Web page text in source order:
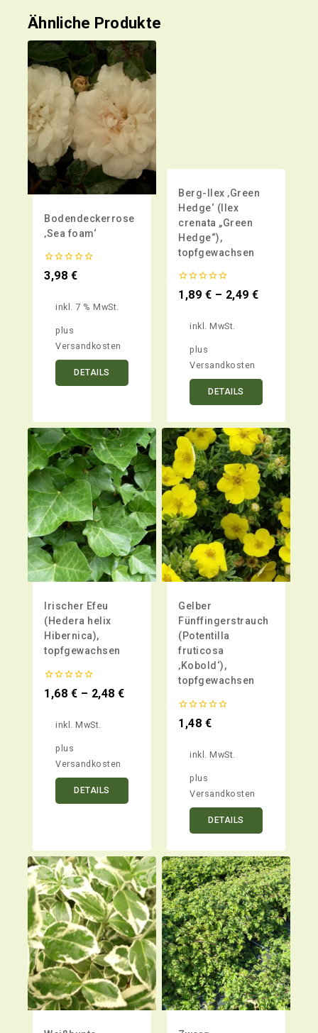
Ähnliche Produkte
Bodendeckerrose
‚Sea foam‘
0
von
3,98 €
inkl. 7 % MwSt.
plus
Versandkosten
DETAILS
Berg-Ilex ‚Green
Hedge‘ (Ilex
crenata „Green
Hedge“),
topfgewachsen
0
von
1,89 € – 2,49 €
inkl. MwSt.
plus
Versandkosten
DETAILS
Irischer Efeu
(Hedera helix
Hibernica),
topfgewachsen
0
von
1,68 € – 2,48 €
inkl. MwSt.
plus
Versandkosten
DETAILS
Gelber
Fünffingerstrauch
(Potentilla
fruticosa
‚Kobold‘),
topfgewachsen
0
von
1,48 €
inkl. MwSt.
plus
Versandkosten
DETAILS